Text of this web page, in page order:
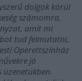
dolgok körül
számomra,
amit mi
tud felmutatni,
Operettszínház
jó
üzenetükben.